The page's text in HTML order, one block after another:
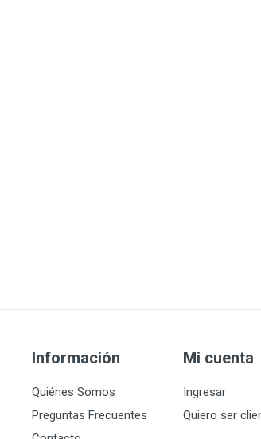
Información
Quiénes Somos
Preguntas Frecuentes
Mi cuenta
Ingresar
Quiero ser